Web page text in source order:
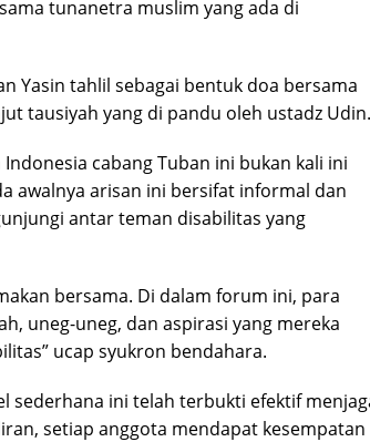
tunanetra muslim yang ada di
Yasin tahlil sebagai bentuk doa bersama
tausiyah yang di pandu oleh ustadz Udin.
cabang Tuban ini bukan kali ini
awalnya arisan ini bersifat informal dan
antar teman disabilitas yang
bersama. Di dalam forum ini, para
uneg-uneg, dan aspirasi yang mereka
ucap syukron bendahara.
sederhana ini telah terbukti efektif
setiap anggota mendapat kesempatan